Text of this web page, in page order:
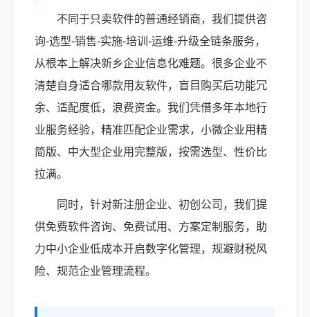
不同于只卖软件的普通经销商，我们提供咨
询-选型-销售-实施-培训-运维-升级全链条服务，
从根本上解决新乡企业信息化难题。很多企业不
清楚自身适合哪款用友软件，盲目购买后功能冗
余、适配度低，浪费资金。我们凭借多年本地行
业服务经验，精准匹配企业需求，小微企业用精
简版、中大型企业用完整版，按需选型、性价比
拉满。
同时，针对新注册企业、初创公司，我们提
供免费软件咨询、免费试用、方案定制服务，助
力中小企业低成本开启数字化管理，规避财税风
险、规范企业管理流程。